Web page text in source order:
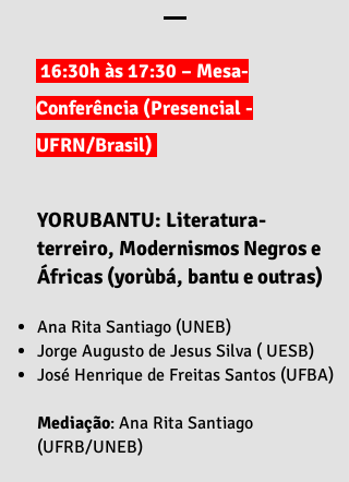
16:30h às 17:30 – Mesa-
Conferência (Presencial -
UFRN/Brasil)
YORUBANTU: Literatura-
terreiro, Modernismos Negros e
Áfricas (yorùbá, bantu e outras)
Ana Rita Santiago (UNEB)
Jorge Augusto de Jesus Silva ( UESB)
José Henrique de Freitas Santos (UFBA)
Mediação: Ana Rita Santiago
(UFRB/UNEB)